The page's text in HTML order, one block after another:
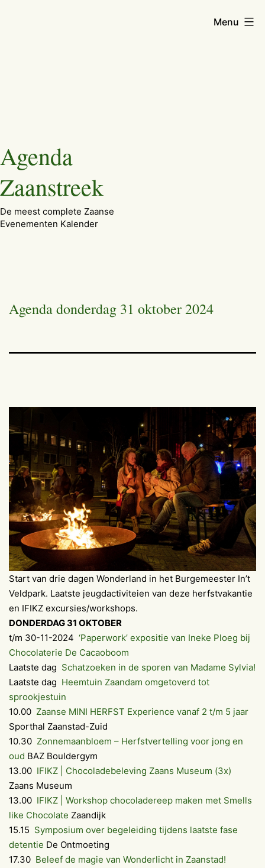
naar
de
inhoud
Agenda
Zaanstreek
De meest complete Zaanse
Evenementen Kalender
Menu
Agenda donderdag 31 oktober 2024
Start van drie dagen Wonderland in het Burgemeester In’t
Veldpark. Laatste jeugdactiviteien van deze herfstvakantie
en IFIKZ excursies/workshops.
DONDERDAG 31 OKTOBER
t/m 30-11-2024 ‘Paperwork’ expositie van Ineke Ploeg bij
Chocolaterie De Cacaoboom
Laatste dag Schatzoeken in de sporen van Madame Sylvia!
Laatste dag Heemtuin Zaandam omgetoverd tot
sprookjestuin
10.00 Zaanse MINI HERFST Experience vanaf 2 t/m 5 jaar
Sporthal Zaanstad-Zuid
10.30 Zonnemaanbloem – Herfstvertelling voor jong en
oud BAZ Bouldergym
13.00 IFIKZ | Chocoladebeleving Zaans Museum (3x)
Zaans Museum
13.00 IFIKZ | Workshop chocoladereep maken met Smells
like Chocolate Zaandijk
15.15 Symposium over begeleiding tijdens laatste fase
detentie De Ontmoeting
17.30 Beleef de magie van Wonderlicht in Zaanstad!